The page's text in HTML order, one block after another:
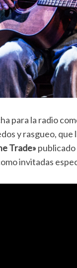
para la radio
y rasgueo,
Trade»
invitadas